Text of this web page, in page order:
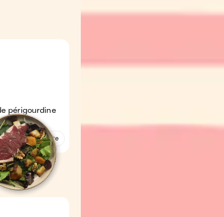
périgourdine
Voir la recette